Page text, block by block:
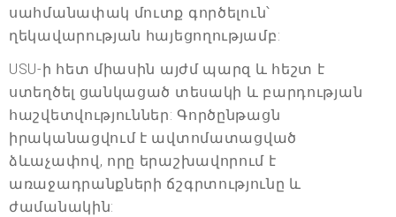
սահմանափակ մուտք գործելուն՝
ղեկավարության հայեցողությամբ:
USU-ի հետ միասին այժմ պարզ և հեշտ է
ստեղծել ցանկացած տեսակի և բարդության
հաշվետվություններ: Գործընթացն
իրականացվում է ավտոմատացված
ձևաչափով, որը երաշխավորում է
առաջադրանքների ճշգրտությունը և
ժամանակին: